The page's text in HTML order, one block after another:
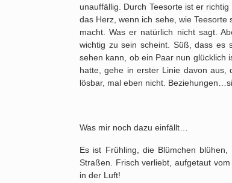
unauffällig. Durch Teesorte ist er
das Herz, wenn ich sehe, wie
macht. Was er natürlich nicht sagt.
wichtig zu sein scheint. Süß, dass es
sehen kann, ob ein Paar nun glücklich
hatte, gehe in erster Linie davon aus,
lösbar, mal eben nicht.
Was mir noch dazu einfällt…
Es ist Frühling, die Blümchen
Straßen. Frisch verliebt, aufgetaut
in der Luft!